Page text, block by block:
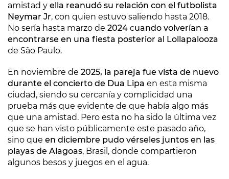
amistad y ella reanudó su relación con el futbolista
Neymar Jr, con quien estuvo saliendo hasta 2018.
No sería hasta marzo de 2024 cuando volverían a
encontrarse en una fiesta posterior al Lollapalooza
de São Paulo.
En noviembre de 2025, la pareja fue vista de nuevo
durante el concierto de Dua Lipa en esta misma
ciudad, siendo su cercanía y complicidad una
prueba más que evidente de que había algo más
que una amistad. Pero esta no ha sido la última vez
que se han visto públicamente este pasado año,
sino que en diciembre pudo vérseles juntos en las
playas de Alagoas, Brasil, donde compartieron
algunos besos y juegos en el agua.